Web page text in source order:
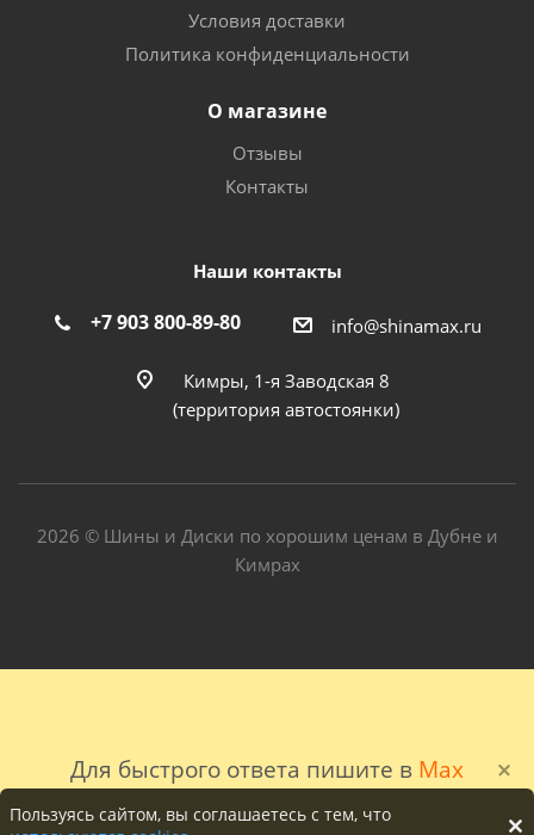
Для быстрого ответа пишите в Max
Условия доставки
Политика конфиденциальности
О магазине
Отзывы
Контакты
Наши контакты
+7 903 800-89-80 info@shinamax.ru
Кимры, 1-я Заводская 8
(территория автостоянки)
2026 © Шины и Диски по хорошим ценам в Дубне и
Кимрах
Пользуясь сайтом, вы соглашаетесь с тем, что